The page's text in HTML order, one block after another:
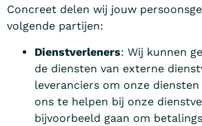
Concreet delen wij jouw
volgende partijen:
Dienstverleners: Wij kunnen
de diensten van externe
leveranciers om onze
ons te helpen bij onze
bijvoorbeeld gaan om